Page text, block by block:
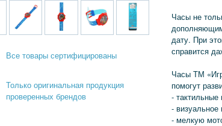
Все товары сертифицированы
Только оригинальная продукция
проверенных брендов
Часы не
дату. При
справится
Часы ТМ
помогут
- тактильные
- визуальное
- мелкую